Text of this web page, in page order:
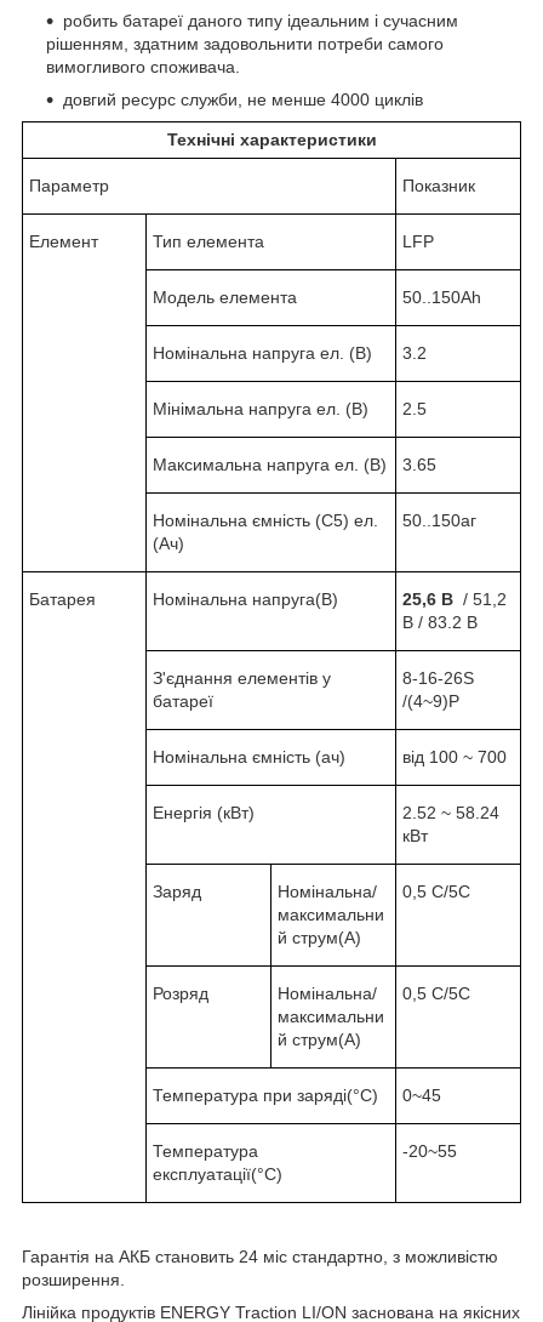
робить батареї даного типу ідеальним і сучасним
рішенням, здатним задовольнити потреби самого
вимогливого споживача.
довгий ресурс служби, не менше 4000 циклів
Технічні характеристики
Параметр Показник
Елемент Тип елемента LFP
Модель елемента 50..150Ah
Номінальна напруга ел. (В) 3.2
Мінімальна напруга ел. (В) 2.5
Максимальна напруга ел. (В) 3.65
Номінальна ємність (С5) ел.
(Ач)
50..150аг
Батарея Номінальна напруга(В) 25,6 В / 51,2
В / 83.2 В
З'єднання елементів у
батареї
8-16-26S
/(4~9)P
Номінальна ємність (ач) від 100 ~ 700
Енергія (кВт)
2.52 ~ 58.24
кВт
Заряд
Номінальна/
максимальни
й струм(A)
0,5 С/5C
Розряд
Номінальна/
максимальни
й струм(A)
0,5 С/5C
Температура при заряді(°C) 0~45
Температура
експлуатації(°C)
-20~55
Гарантія на АКБ становить 24 міс стандартно, з можливістю
розширення.
Лінійка продуктів ENERGY Traction LI/ON заснована на якісних